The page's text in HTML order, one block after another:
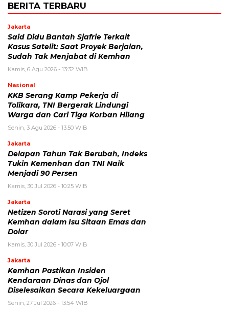
BERITA TERBARU
Jakarta
Said Didu Bantah Sjafrie Terkait
Kasus Satelit: Saat Proyek Berjalan,
Sudah Tak Menjabat di Kemhan
Kamis, 6 Agu 2026 - 13:32 WIB
Nasional
KKB Serang Kamp Pekerja di
Tolikara, TNI Bergerak Lindungi
Warga dan Cari Tiga Korban Hilang
Senin, 3 Agu 2026 - 13:50 WIB
Jakarta
Delapan Tahun Tak Berubah, Indeks
Tukin Kemenhan dan TNI Naik
Menjadi 90 Persen
Kamis, 30 Jul 2026 - 10:25 WIB
Jakarta
Netizen Soroti Narasi yang Seret
Kemhan dalam Isu Sitaan Emas dan
Dolar
Kamis, 30 Jul 2026 - 10:07 WIB
Jakarta
Kemhan Pastikan Insiden
Kendaraan Dinas dan Ojol
Diselesaikan Secara Kekeluargaan
Senin, 27 Jul 2026 - 13:54 WIB